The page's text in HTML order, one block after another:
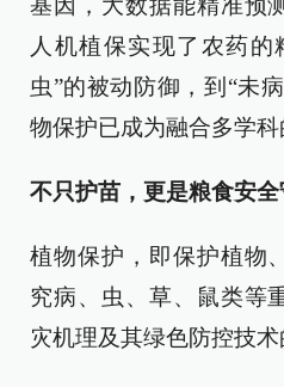
人机植保实现了农药
虫”的被动防御，到“未
物保护已成为融合多学科
不只护苗，更是粮食安
植物保护，即保护植物
究病、虫、草、鼠类等
灾机理及其绿色防控技术